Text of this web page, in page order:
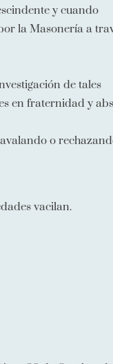
y cuando
la Masonería a
de tales
en fraternidad y
o
vacilan.